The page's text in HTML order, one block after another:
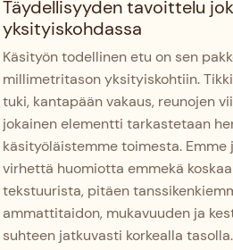
Täydellisyyden tavoittelu
yksityiskohdassa
Käsityön todellinen etu on sen
millimetritason yksityiskohtiin.
tuki, kantapään vakaus, reunojen
jokainen elementti tarkastetaan
käsityöläistemme toimesta. Emme
virhettä huomiotta emmekä
tekstuurista, pitäen
ammattitaidon, mukavuuden ja
suhteen jatkuvasti korkealla tasolla.